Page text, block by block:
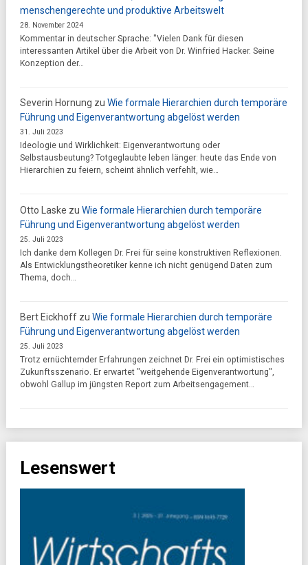
menschengerechte und produktive Arbeitswelt
28. November 2024
Kommentar in deutscher Sprache: "Vielen Dank für diesen
interessanten Artikel über die Arbeit von Dr. Winfried Hacker. Seine
Konzeption der…
Severin Hornung zu Wie formale Hierarchien durch temporäre
Führung und Eigenverantwortung abgelöst werden
31. Juli 2023
Ideologie und Wirklichkeit: Eigenverantwortung oder
Selbstausbeutung? Totgeglaubte leben länger: heute das Ende von
Hierarchien zu feiern, scheint ähnlich verfehlt, wie…
Otto Laske zu Wie formale Hierarchien durch temporäre
Führung und Eigenverantwortung abgelöst werden
25. Juli 2023
Ich danke dem Kollegen Dr. Frei für seine konstruktiven Reflexionen.
Als Entwicklungstheoretiker kenne ich nicht genügend Daten zum
Thema, doch…
Bert Eickhoffzu Wie formale Hierarchien durch temporäre
Führung und Eigenverantwortung abgelöst werden
25. Juli 2023
Trotz ernüchternder Erfahrungen zeichnet Dr. Frei ein optimistisches
Zukunftsszenario. Er erwartet "weitgehende Eigenverantwortung",
obwohl Gallup im jüngsten Report zum Arbeitsengagement…
Lesenswert